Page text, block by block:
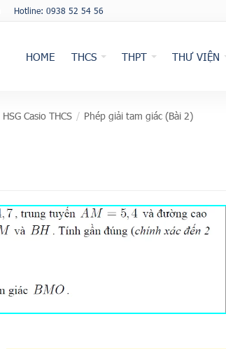
Hotline: 0938 52 54 56
HOME THCS THPT THƯ VIỆN
HSG Casio THCS / Phép giải tam giác (Bài 2)